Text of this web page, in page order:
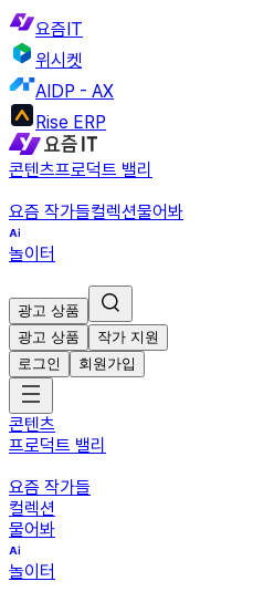
요즘IT
위시켓
AIDP - AX
Rise ERP
콘텐츠프로덕트 밸리
요즘 작가들컬렉션물어봐
놀이터
광고 상품
광고 상품
작가 지원
로그인
회원가입
콘텐츠
프로덕트 밸리
요즘 작가들
컬렉션
물어봐
놀이터